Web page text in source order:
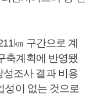
㎞ 구간으로 계
축계획에 반영됐
성조사 결과 비용
성이 없는 것으로